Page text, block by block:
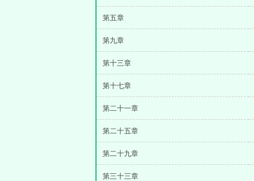
第五章
第九章
第十三章
第十七章
第二十一章
第二十五章
第二十九章
第三十三章